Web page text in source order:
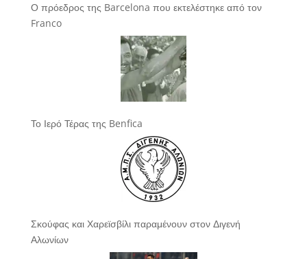
Ο πρόεδρος της Barcelona που εκτελέστηκε από τον
Franco
Το Ιερό Τέρας της Benfica
Σκούφας και Χαρεϊσβίλι παραμένουν στον Διγενή
Αλωνίων